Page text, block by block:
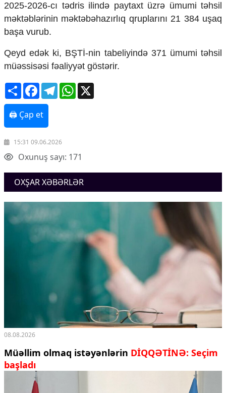
İqtisadiyyat
İqtisadi xəbərlər
Neft-qaz
Əmək və sosial siyasət
Kənd təsərrüfatı
Hərbi sənaye
Telekommunikasiya və nəqliyyat
COP29
Cəmiyyət
Crossmedia.az - 1 yaş
Siyasət
Ekologiya
Zəfər - 5
Gənclər və İdman
Media və QHT
Hadisə
Sağlamlıq
Sosium
Missiyamız
2025-2026-cı tədris ilində paytaxt üzrə ümumi təhsil
məktəblərinin məktəbəhazırlıq qruplarını 21 384 uşaq
başa vurub.
Qeyd edək ki, BŞTİ-nin tabeliyində 371 ümumi təhsil
müəssisəsi fəaliyyət göstərir.
ShareFacebookTelegramWhatsApp
🖨 Çap et
15:31 09.06.2026
Oxunuş sayı: 171
OXŞAR XƏBƏRLƏR
08.08.2026
Müəllim olmaq istəyənlərin DİQQƏTİNƏ: Seçim
başladı